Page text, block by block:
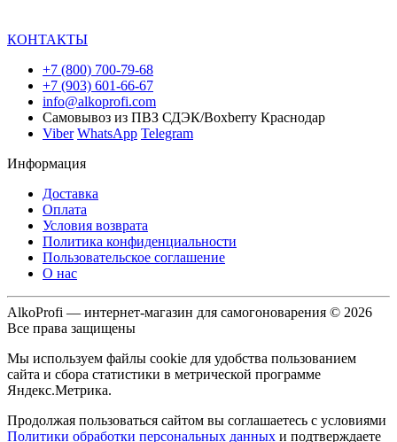
КОНТАКТЫ
+7 (800) 700-79-68
+7 (903) 601-66-67
info@alkoprofi.com
Самовывоз из ПВЗ СДЭК/Boxberry Краснодар
Viber WhatsApp Telegram
Информация
Доставка
Оплата
Условия возврата
Политика конфиденциальности
Пользовательское соглашение
О нас
AlkoProfi — интернет-магазин для самогоноварения © 2026
Все права защищены
Мы используем файлы cookie для удобства пользованием
сайта и сбора статистики в метрической программе
Яндекс.Метрика.
Продолжая пользоваться сайтом вы соглашаетесь с условиями
Политики обработки персональных данных и подтверждаете